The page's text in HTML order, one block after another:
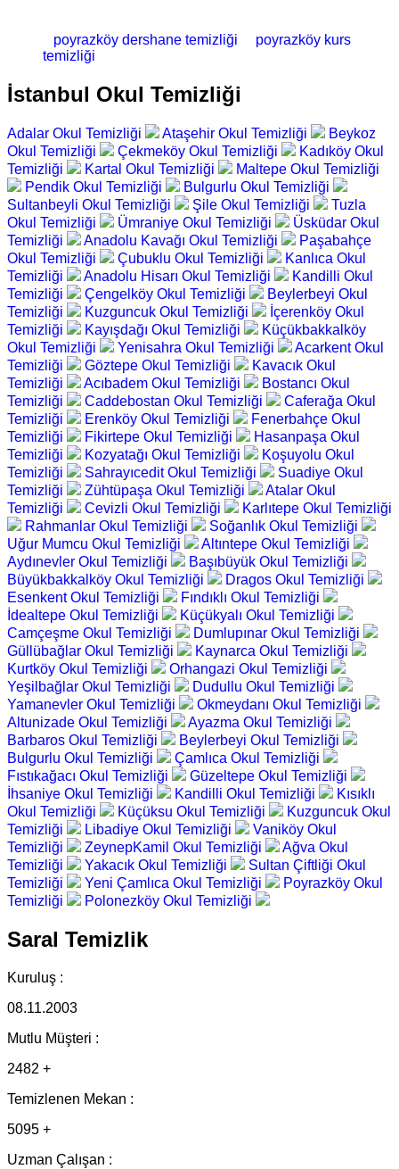
poyrazköy dershane temizliği
poyrazköy kurs
temizliği
İstanbul Okul Temizliği
Adalar Okul Temizliği Ataşehir Okul Temizliği
Beykoz
Okul Temizliği
Çekmeköy Okul Temizliği
Kadıköy Okul
Temizliği
Kartal Okul Temizliği
Maltepe Okul Temizliği
Pendik Okul Temizliği
Bulgurlu Okul Temizliği
Sultanbeyli Okul Temizliği
Şile Okul Temizliği
Tuzla
Okul Temizliği
Ümraniye Okul Temizliği
Üsküdar Okul
Temizliği
Anadolu Kavağı Okul Temizliği
Paşabahçe
Okul Temizliği
Çubuklu Okul Temizliği
Kanlıca Okul
Temizliği
Anadolu Hisarı Okul Temizliği
Kandilli Okul
Temizliği
Çengelköy Okul Temizliği
Beylerbeyi Okul
Temizliği
Kuzguncuk Okul Temizliği
İçerenköy Okul
Temizliği
Kayışdağı Okul Temizliği
Küçükbakkalköy
Okul Temizliği
Yenisahra Okul Temizliği
Acarkent Okul
Temizliği
Göztepe Okul Temizliği
Kavacık Okul
Temizliği
Acıbadem Okul Temizliği
Bostancı Okul
Temizliği
Caddebostan Okul Temizliği
Caferağa Okul
Temizliği
Erenköy Okul Temizliği
Fenerbahçe Okul
Temizliği
Fikirtepe Okul Temizliği
Hasanpaşa Okul
Temizliği
Kozyatağı Okul Temizliği
Koşuyolu Okul
Temizliği
Sahrayıcedit Okul Temizliği
Suadiye Okul
Temizliği
Zühtüpaşa Okul Temizliği
Atalar Okul
Temizliği
Cevizli Okul Temizliği
Karlıtepe Okul Temizliği
Rahmanlar Okul Temizliği
Soğanlık Okul Temizliği
Uğur Mumcu Okul Temizliği
Altıntepe Okul Temizliği
Aydınevler Okul Temizliği
Başıbüyük Okul Temizliği
Büyükbakkalköy Okul Temizliği
Dragos Okul Temizliği
Esenkent Okul Temizliği
Fındıklı Okul Temizliği
İdealtepe Okul Temizliği
Küçükyalı Okul Temizliği
Camçeşme Okul Temizliği
Dumlupınar Okul Temizliği
Güllübağlar Okul Temizliği
Kaynarca Okul Temizliği
Kurtköy Okul Temizliği
Orhangazi Okul Temizliği
Yeşilbağlar Okul Temizliği
Dudullu Okul Temizliği
Yamanevler Okul Temizliği
Okmeydanı Okul Temizliği
Altunizade Okul Temizliği
Ayazma Okul Temizliği
Barbaros Okul Temizliği
Beylerbeyi Okul Temizliği
Bulgurlu Okul Temizliği
Çamlıca Okul Temizliği
Fıstıkağacı Okul Temizliği
Güzeltepe Okul Temizliği
İhsaniye Okul Temizliği
Kandilli Okul Temizliği
Kısıklı
Okul Temizliği
Küçüksu Okul Temizliği
Kuzguncuk Okul
Temizliği
Libadiye Okul Temizliği
Vaniköy Okul
Temizliği
ZeynepKamil Okul Temizliği
Ağva Okul
Temizliği
Yakacık Okul Temizliği
Sultan Çiftliği Okul
Temizliği
Yeni Çamlıca Okul Temizliği
Poyrazköy Okul
Temizliği
Polonezköy Okul Temizliği
Saral Temizlik
Kuruluş :
08.11.2003
Mutlu Müşteri :
2482 +
Temizlenen Mekan :
5095 +
Uzman Çalışan :